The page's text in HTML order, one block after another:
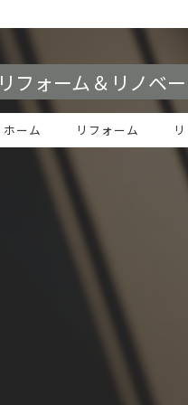
リフォーム＆リノベ
ホーム リフォーム